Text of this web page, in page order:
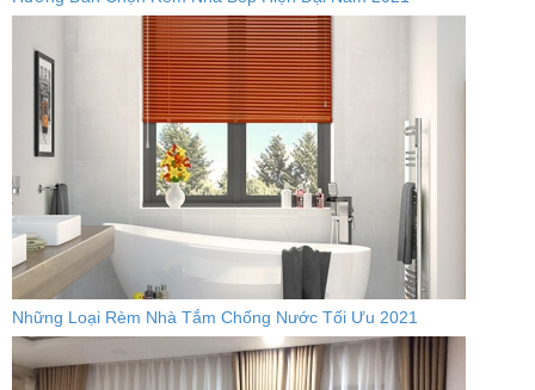
Những Loại Rèm Nhà Tắm Chống Nước Tối Ưu 2021